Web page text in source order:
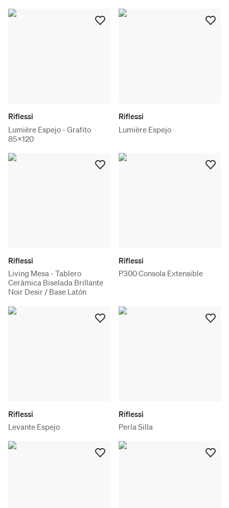
Riflessi
Lumière Espejo - Grafito
85x120
Riflessi
Lumière Espejo
Riflessi
Living Mesa - Tablero
Cerámica Biselada Brillante
Noir Desir / Base Latón
Riflessi
P300 Consola Extensible
Riflessi
Levante Espejo
Riflessi
Perla Silla